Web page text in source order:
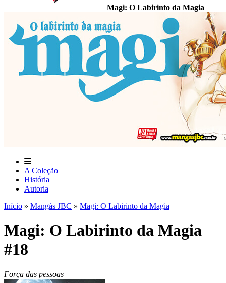
Magi: O Labirinto da Magia
A Coleção
História
Autoria
Início » Mangás JBC » Magi: O Labirinto da Magia
Magi: O Labirinto da Magia
#18
Força das pessoas